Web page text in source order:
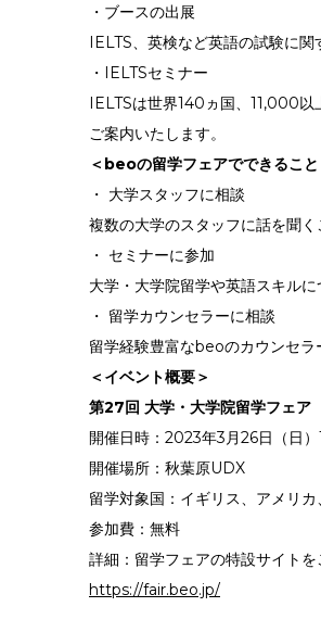
・ブースの出展
IELTS、英検など英語の試験に関
・ IELTSセミナー
IELTSは世界140 ヵ国、 11,000以
ご案内いたします。
＜beoの留学フェアでできること
・ 大学スタッフに相談
複数の大学のスタッフに話を聞
・ セミナーに参加
大学・大学院留学や英語スキル
・ 留学カウンセラーに相談
留学経験豊富なbeoのカウンセラ
＜イベント概要＞
第27回 大学・大学院留学フェア
開催日時：2023年3月26日（日
開催場所：秋葉原UDX
留学対象国：イギリス、アメリ
参加費：無料
詳細：留学フェアの特設サイトを
https://fair.beo.jp/